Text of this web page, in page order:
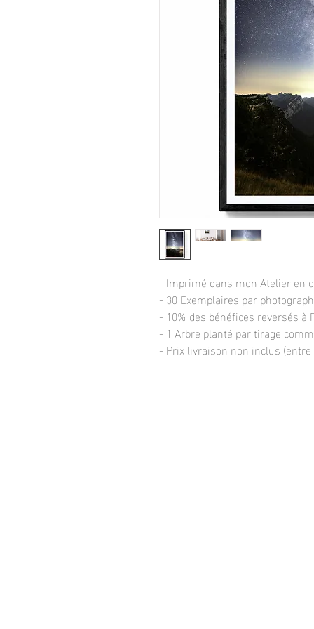
- Imprimé dans mon Atelier en
- 30 Exemplaires par
- 10% des bénéfices reversés à
- 1 Arbre planté par tirage
- Prix livraison non inclus